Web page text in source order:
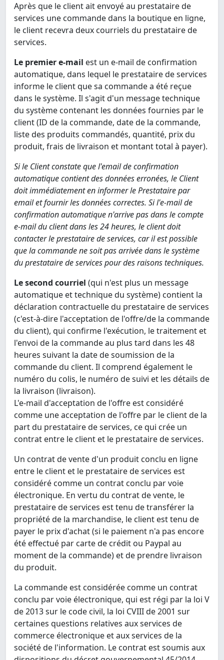
Après que le client ait envoyé au prestataire de
services une commande dans la boutique en ligne,
le client recevra deux courriels du prestataire de
services.
Le premier e-mail est un e-mail de confirmation
automatique, dans lequel le prestataire de services
informe le client que sa commande a été reçue
dans le système. Il s'agit d'un message technique
du système contenant les données fournies par le
client (ID de la commande, date de la commande,
liste des produits commandés, quantité, prix du
produit, frais de livraison et montant total à payer).
Si le Client constate que l'email de confirmation
automatique contient des données erronées, le Client
doit immédiatement en informer le Prestataire par
email et fournir les données correctes. Si l'e-mail de
confirmation automatique n'arrive pas dans le compte
e-mail du client dans les 24 heures, le client doit
contacter le prestataire de services, car il est possible
que la commande ne soit pas arrivée dans le système
du prestataire de services pour des raisons techniques.
Le second courriel (qui n'est plus un message
automatique et technique du système) contient la
déclaration contractuelle du prestataire de services
(c'est-à-dire l'acceptation de l'offre/de la commande
du client), qui confirme l'exécution, le traitement et
l'envoi de la commande au plus tard dans les 48
heures suivant la date de soumission de la
commande du client. Il comprend également le
numéro du colis, le numéro de suivi et les détails de
la livraison (livraison).
L'e-mail d'acceptation de l'offre est considéré
comme une acceptation de l'offre par le client de la
part du prestataire de services, ce qui crée un
contrat entre le client et le prestataire de services.
Un contrat de vente d'un produit conclu en ligne
entre le client et le prestataire de services est
considéré comme un contrat conclu par voie
électronique. En vertu du contrat de vente, le
prestataire de services est tenu de transférer la
propriété de la marchandise, le client est tenu de
payer le prix d'achat (si le paiement n'a pas encore
été effectué par carte de crédit ou Paypal au
moment de la commande) et de prendre livraison
du produit.
La commande est considérée comme un contrat
conclu par voie électronique, qui est régi par la loi V
de 2013 sur le code civil, la loi CVIII de 2001 sur
certaines questions relatives aux services de
commerce électronique et aux services de la
société de l'information. Le contrat est soumis aux